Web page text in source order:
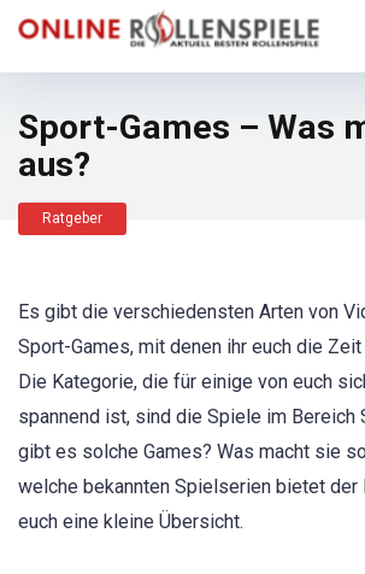
Sport-Games – Was
aus?
Ratgeber
Es gibt die verschiedensten Arten von
Sport-Games, mit denen ihr euch die
Die Kategorie, die für einige von euch
spannend ist, sind die Spiele im Bereich
gibt es solche Games? Was macht sie
welche bekannten Spielserien bietet der
euch eine kleine Übersicht.